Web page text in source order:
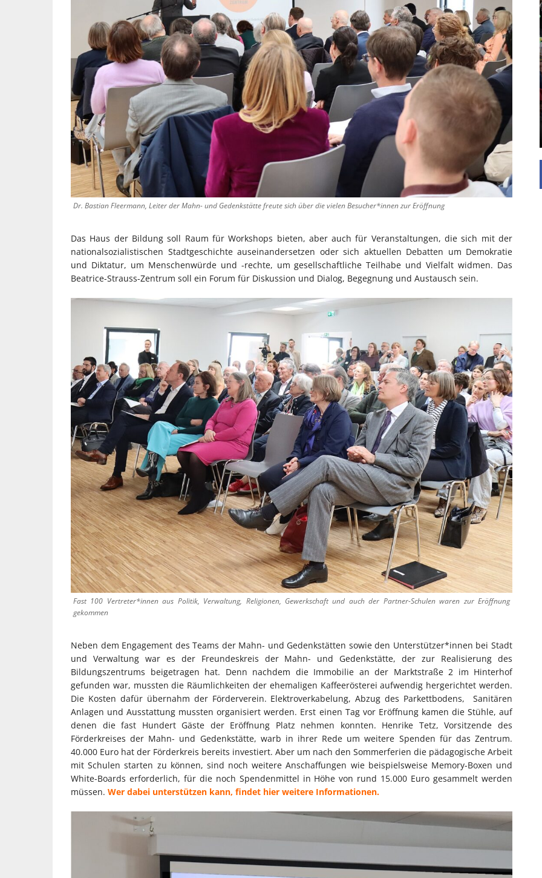
Dr. Bastian Fleermann, Leiter der Mahn- und Gedenkstätte freute sich über die vielen Besucher*innen zur Eröffnung
Das Haus der Bildung soll Raum für Workshops bieten, aber auch für Veranstaltungen, die sich mit der
nationalsozialistischen Stadtgeschichte auseinandersetzen oder sich aktuellen Debatten um Demokratie
und Diktatur, um Menschenwürde und -rechte, um gesellschaftliche Teilhabe und Vielfalt widmen. Das
Beatrice-Strauss-Zentrum soll ein Forum für Diskussion und Dialog, Begegnung und Austausch sein.
Fast 100 Vertreter*innen aus Politik, Verwaltung, Religionen, Gewerkschaft und auch der Partner-Schulen waren zur Eröffnung
gekommen
Neben dem Engagement des Teams der Mahn- und Gedenkstätten sowie den Unterstützer*innen bei Stadt
und Verwaltung war es der Freundeskreis der Mahn- und Gedenkstätte, der zur Realisierung des
Bildungszentrums beigetragen hat. Denn nachdem die Immobilie an der Marktstraße 2 im Hinterhof
gefunden war, mussten die Räumlichkeiten der ehemaligen Kaffeerösterei aufwendig hergerichtet werden.
Die Kosten dafür übernahm der Förderverein. Elektroverkabelung, Abzug des Parkettbodens, Sanitären
Anlagen und Ausstattung mussten organisiert werden. Erst einen Tag vor Eröffnung kamen die Stühle, auf
denen die fast Hundert Gäste der Eröffnung Platz nehmen konnten. Henrike Tetz, Vorsitzende des
Förderkreises der Mahn- und Gedenkstätte, warb in ihrer Rede um weitere Spenden für das Zentrum.
40.000 Euro hat der Förderkreis bereits investiert. Aber um nach den Sommerferien die pädagogische Arbeit
mit Schulen starten zu können, sind noch weitere Anschaffungen wie beispielsweise Memory-Boxen und
White-Boards erforderlich, für die noch Spendenmittel in Höhe von rund 15.000 Euro gesammelt werden
müssen. Wer dabei unterstützen kann, findet hier weitere Informationen.
INDUSTRIELLER CHIC: WIE
KUNSTSTOFFFENSTER DEN
LOFT-STIL IN IHREM
EINFAMILIENHAUS
UNTERSTÜTZEN
Die Inspiration des industriellen Chics sind die
Werkshallen des Industriezeitalters. Die Basis für
diesen Stil sind große Räume, schlicht gehalten
mit rustikalen Elementen und großen
Fensterflächen. Wie so vieles wurde ...